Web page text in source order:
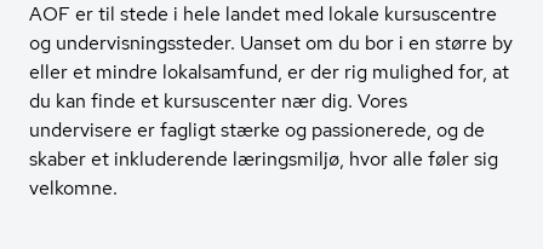
AOF er til stede i hele landet med lokale kursuscentre
og undervisningssteder. Uanset om du bor i en større by
eller et mindre lokalsamfund, er der rig mulighed for, at
du kan finde et kursuscenter nær dig. Vores
undervisere er fagligt stærke og passionerede, og de
skaber et inkluderende læringsmiljø, hvor alle føler sig
velkomne.